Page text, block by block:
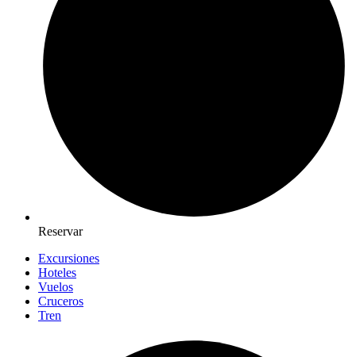
Reservar
Excursiones
Hoteles
Vuelos
Cruceros
Tren